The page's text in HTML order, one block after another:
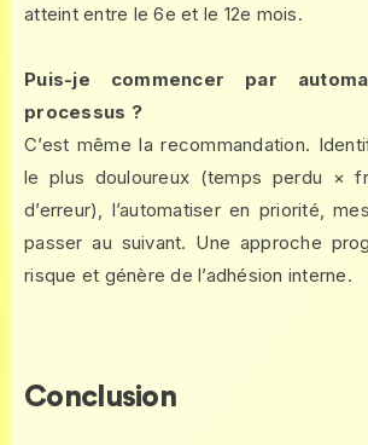
atteint entre le 6e et le 12e mois.
Puis-je commencer par
processus ?
C’est même la recommandation.
le plus douloureux (temps perdu ×
d’erreur), l’automatiser en priorité,
passer au suivant. Une approche
risque et génère de l’adhésion interne.
Conclusion